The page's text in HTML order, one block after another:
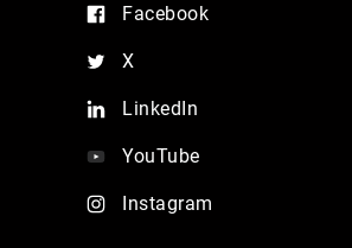
Facebook
X
LinkedIn
YouTube
Instagram